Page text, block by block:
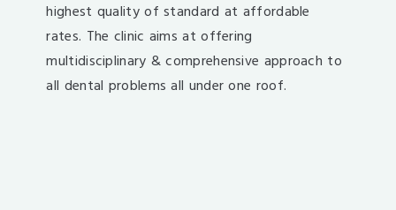
highest quality of standard at affordable
rates. The clinic aims at offering
multidisciplinary & comprehensive approach to
all dental problems all under one roof.